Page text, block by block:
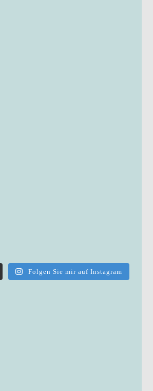
Folgen Sie mir auf Instagram